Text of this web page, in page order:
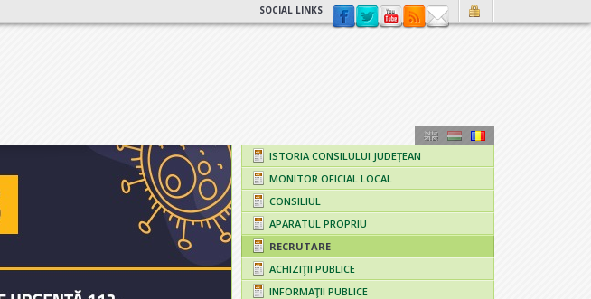
SOCIAL LINKS
ISTORIA CONSILULUI JUDEȚEAN
MONITOR OFICIAL LOCAL
CONSILIUL
APARATUL PROPRIU
RECRUTARE
ACHIZIŢII PUBLICE
INFORMAŢII PUBLICE